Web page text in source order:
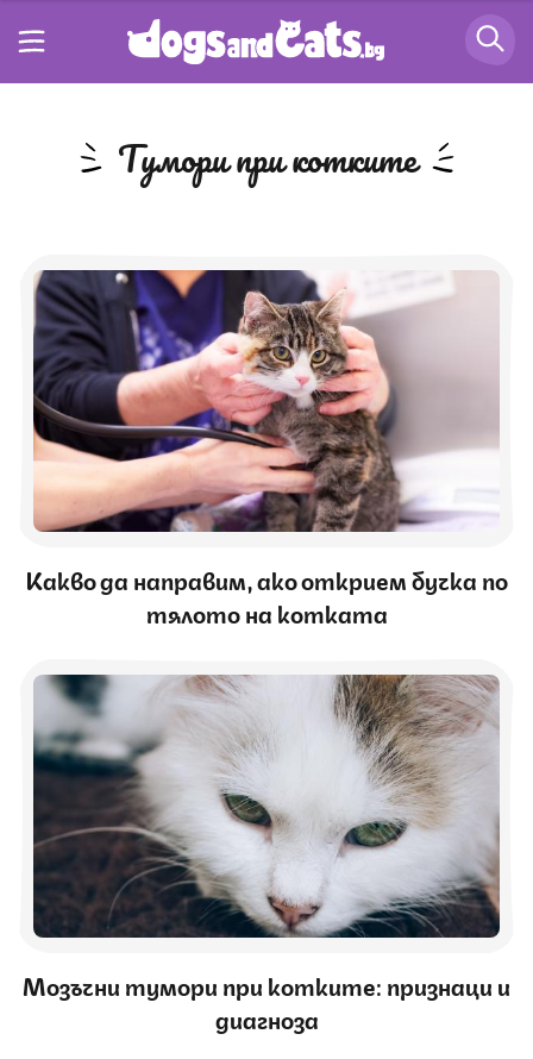
тумори при котките
Какво да направим, ако открием бучка по
тялото на котката
Мозъчни тумори при котките: признаци и
диагноза